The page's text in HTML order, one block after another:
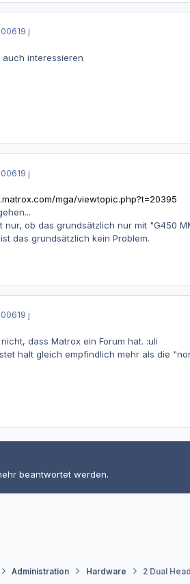
19 j
interessieren
19 j
mga/viewtopic.php?t=20395
nur, ob das grundsätzlich nur mit "G450
das grundsätzlich kein Problem.
19 j
dass Matrox ein Forum hat. :uli
halt gleich empfindlich mehr als die
beantwortet werden.
Administration Hardware 2 Dual